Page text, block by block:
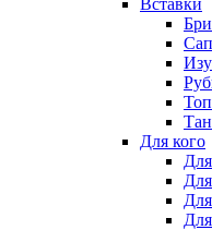
Вставки
Для кого